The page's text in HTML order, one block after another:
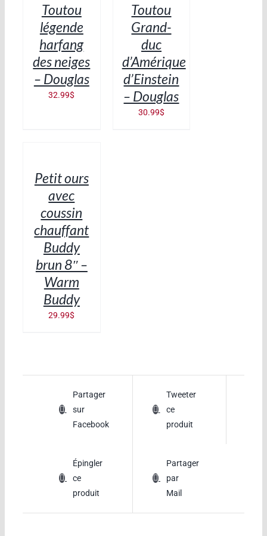
DÉTAILSToutou
légende
harfang
des neiges
– Douglas
32.99$
DÉTAILSToutou
Grand-
duc
d’Amérique
d’Einstein
– Douglas
30.99$
DÉTAILS
Petit ours
avec
coussin
chauffant
Buddy
brun 8″ –
Warm
Buddy
29.99$
Partager
sur
Facebook
Tweeter
ce
produit
Épingler
ce
produit
Partager
par
Mail